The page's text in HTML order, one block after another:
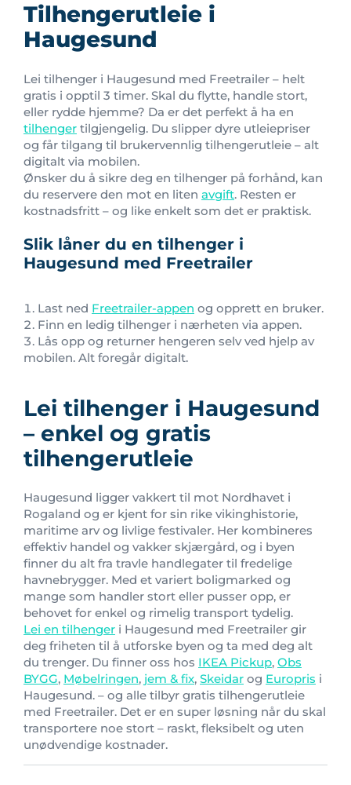
Tilhengerutleie i
Haugesund
Lei tilhenger i Haugesund med Freetrailer – helt
gratis i opptil 3 timer. Skal du flytte, handle stort,
eller rydde hjemme? Da er det perfekt å ha en
tilhenger tilgjengelig. Du slipper dyre utleiepriser
og får tilgang til brukervennlig tilhengerutleie – alt
digitalt via mobilen.
Ønsker du å sikre deg en tilhenger på forhånd, kan
du reservere den mot en liten avgift. Resten er
kostnadsfritt – og like enkelt som det er praktisk.
Slik låner du en tilhenger i
Haugesund med Freetrailer
Last ned Freetrailer-appen og opprett en bruker.
Finn en ledig tilhenger i nærheten via appen.
Lås opp og returner hengeren selv ved hjelp av
mobilen. Alt foregår digitalt.
Lei tilhenger i Haugesund
– enkel og gratis
tilhengerutleie
Haugesund ligger vakkert til mot Nordhavet i
Rogaland og er kjent for sin rike vikinghistorie,
maritime arv og livlige festivaler. Her kombineres
effektiv handel og vakker skjærgård, og i byen
finner du alt fra travle handlegater til fredelige
havnebrygger. Med et variert boligmarked og
mange som handler stort eller pusser opp, er
behovet for enkel og rimelig transport tydelig.
Lei en tilhenger i Haugesund med Freetrailer gir
deg friheten til å utforske byen og ta med deg alt
du trenger. Du finner oss hos IKEA Pickup, Obs
BYGG, Møbelringen, jem & fix, Skeidar og Europris i
Haugesund. – og alle tilbyr gratis tilhengerutleie
med Freetrailer. Det er en super løsning når du skal
transportere noe stort – raskt, fleksibelt og uten
unødvendige kostnader.